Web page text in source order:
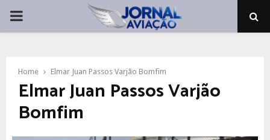
PRIMARY
Home Elmar Juan Passos Varjão Bomfim
Elmar Juan Passos Varjão
Bomfim